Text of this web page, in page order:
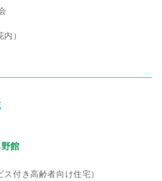
）
館
付き高齢者向け住宅）